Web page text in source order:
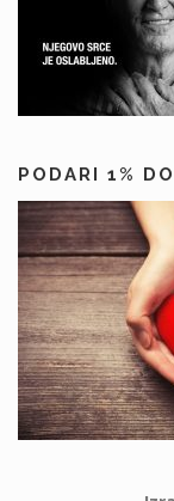
PODARI 1%